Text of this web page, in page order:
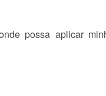
possa aplicar